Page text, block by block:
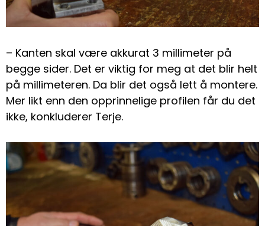
– Kanten skal være akkurat 3 millimeter på
begge sider. Det er viktig for meg at det blir helt
på millimeteren. Da blir det også lett å montere.
Mer likt enn den opprinnelige profilen får du det
ikke, konkluderer Terje.